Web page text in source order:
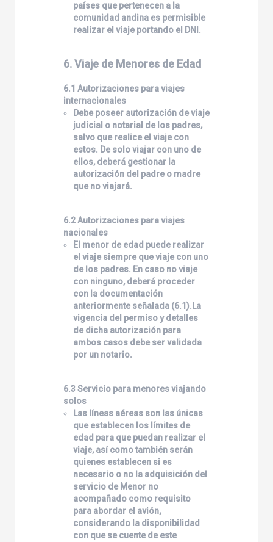
países que pertenecen a la
comunidad andina es permisible
realizar el viaje portando el DNI.
6. Viaje de Menores de Edad
6.1 Autorizaciones para viajes
internacionales
Debe poseer autorización de viaje
judicial o notarial de los padres,
salvo que realice el viaje con
estos. De solo viajar con uno de
ellos, deberá gestionar la
autorización del padre o madre
que no viajará.
6.2 Autorizaciones para viajes
nacionales
El menor de edad puede realizar
el viaje siempre que viaje con uno
de los padres. En caso no viaje
con ninguno, deberá proceder
con la documentación
anteriormente señalada (6.1).La
vigencia del permiso y detalles
de dicha autorización para
ambos casos debe ser validada
por un notario.
6.3 Servicio para menores viajando
solos
Las líneas aéreas son las únicas
que establecen los límites de
edad para que puedan realizar el
viaje, así como también serán
quienes establecen si es
necesario o no la adquisición del
servicio de Menor no
acompañado como requisito
para abordar el avión,
considerando la disponibilidad
con que se cuente de este